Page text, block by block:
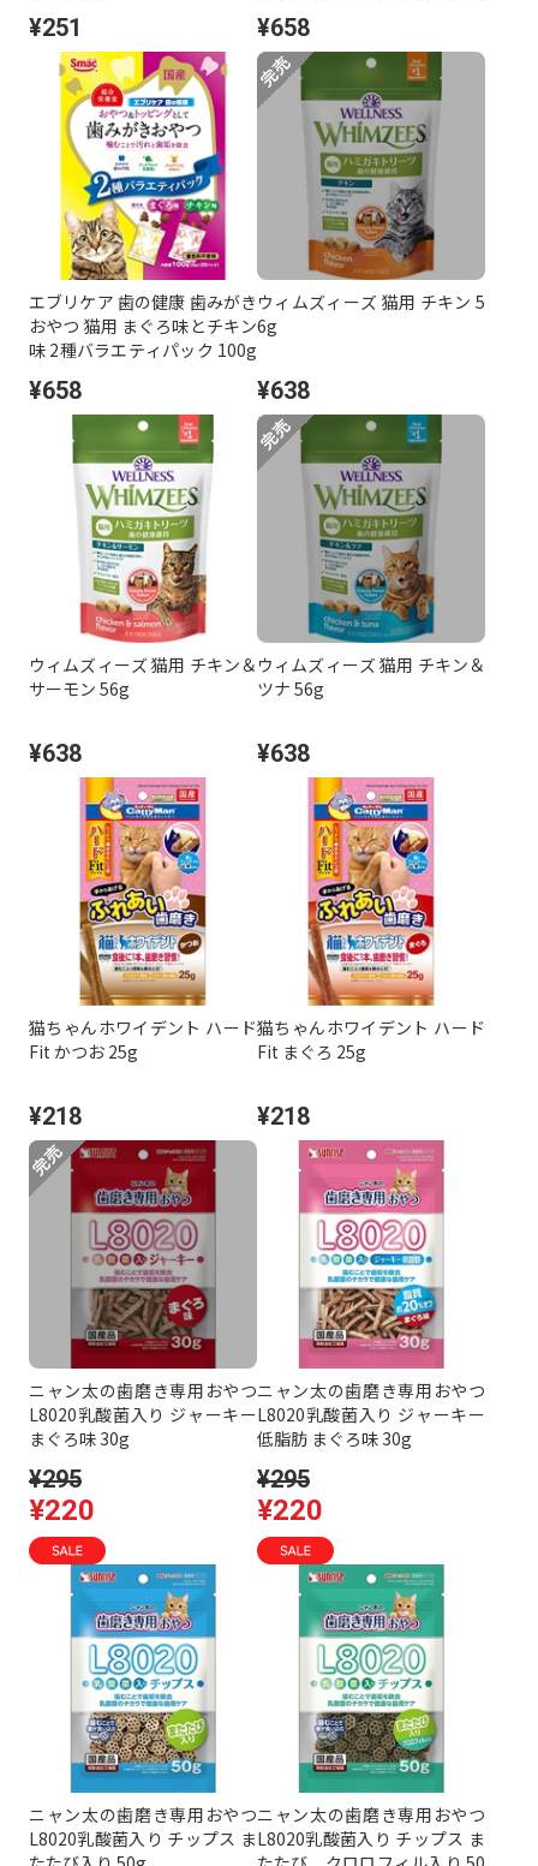
¥251 ¥658
エブリケア 歯の健康 歯みがき
おやつ 猫用 まぐろ味とチキン
味 2種バラエティパック 100g
¥658
ウィムズィーズ 猫用 チキン 5
6g
¥638
ウィムズィーズ 猫用 チキン＆
サーモン 56g
¥638
ウィムズィーズ 猫用 チキン＆
ツナ 56g
¥638
猫ちゃんホワイデント ハード
Fit かつお 25g
¥218
猫ちゃんホワイデント ハード
Fit まぐろ 25g
¥218
ニャン太の歯磨き専用おやつ
L8020乳酸菌入り ジャーキー
まぐろ味 30g
¥295
¥220
ニャン太の歯磨き専用おやつ
L8020乳酸菌入り ジャーキー
低脂肪 まぐろ味 30g
¥295
¥220
ニャン太の歯磨き専用おやつ
L8020乳酸菌入り チップス ま
ニャン太の歯磨き専用おやつ
L8020乳酸菌入り チップス ま